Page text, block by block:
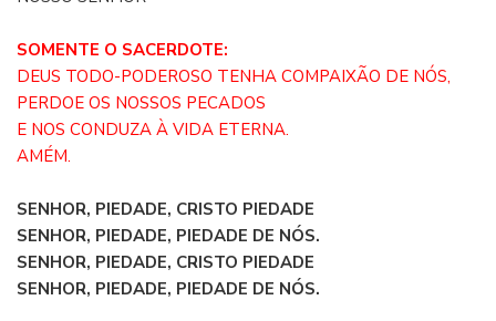
SOMENTE O SACERDOTE:
DEUS TODO-PODEROSO TENHA COMPAIXÃO DE NÓS,
PERDOE OS NOSSOS PECADOS
E NOS CONDUZA À VIDA ETERNA.
AMÉM.
SENHOR, PIEDADE, CRISTO PIEDADE
SENHOR, PIEDADE, PIEDADE DE NÓS.
SENHOR, PIEDADE, CRISTO PIEDADE
SENHOR, PIEDADE, PIEDADE DE NÓS.